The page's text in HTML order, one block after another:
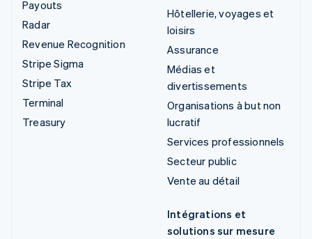
Payouts
Radar
Revenue Recognition
Stripe Sigma
Stripe Tax
Terminal
Treasury
Hôtellerie, voyages et
loisirs
Assurance
Médias et
divertissements
Organisations à but non
lucratif
Services professionnels
Secteur public
Vente au détail
Intégrations et
solutions sur mesure